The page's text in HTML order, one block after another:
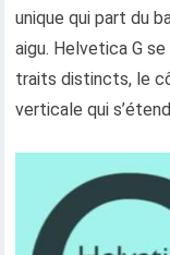
unique qui part du
aigu. Helvetica G
traits distincts, le
verticale qui